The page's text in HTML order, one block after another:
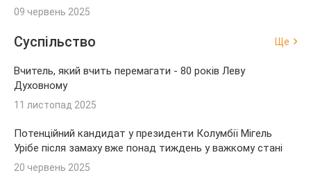
09 червень 2025
Суспільство Ще
Вчитель, який вчить перемагати - 80 років Леву
Духовному
11 листопад 2025
Потенційний кандидат у президенти Колумбії Мігель
Урібе після замаху вже понад тиждень у важкому стані
20 червень 2025